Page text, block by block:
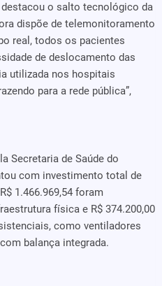
destacou o salto tecnológico da
dispõe de telemonitoramento
real, todos os pacientes
de deslocamento das
utilizada nos hospitais
para a rede pública”,
Secretaria de Saúde do
com investimento total de
1.466.969,54 foram
física e R$ 374.200,00
como ventiladores
balança integrada.